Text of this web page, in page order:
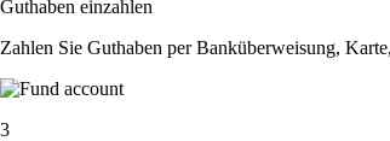
Guthaben einzahlen
Zahlen Sie Guthaben per Banküberweisung,
3